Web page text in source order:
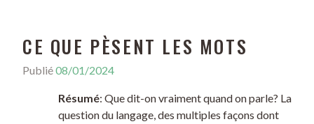
CE QUE PÈSENT LES MOTS
Publié08/01/2024
Résumé: Que dit-on vraiment quand on parle? La
question du langage, des multiples façons dont